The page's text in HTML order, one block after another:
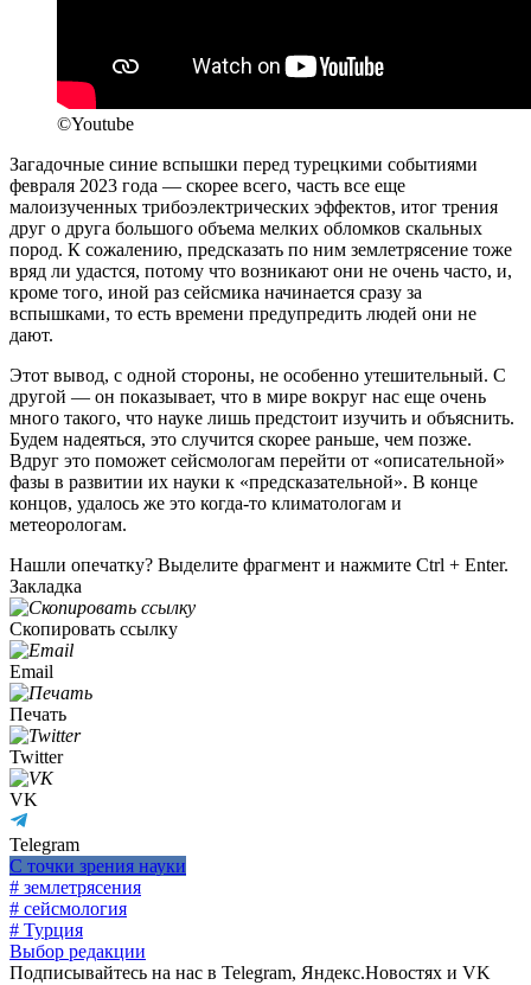
©Youtube
Загадочные синие вспышки перед турецкими событиями
февраля 2023 года — скорее всего, часть все еще
малоизученных трибоэлектрических эффектов, итог трения
друг о друга большого объема мелких обломков скальных
пород. К сожалению, предсказать по ним землетрясение тоже
вряд ли удастся, потому что возникают они не очень часто, и,
кроме того, иной раз сейсмика начинается сразу за
вспышками, то есть времени предупредить людей они не
дают.
Этот вывод, с одной стороны, не особенно утешительный. С
другой — он показывает, что в мире вокруг нас еще очень
много такого, что науке лишь предстоит изучить и объяснить.
Будем надеяться, это случится скорее раньше, чем позже.
Вдруг это поможет сейсмологам перейти от «описательной»
фазы в развитии их науки к «предсказательной». В конце
концов, удалось же это когда-то климатологам и
метеорологам.
Нашли опечатку? Выделите фрагмент и нажмите Ctrl + Enter.
Закладка
Скопировать ссылку
Email
Печать
Twitter
VK
Telegram
С точки зрения науки
# землетрясения
# сейсмология
# Турция
Выбор редакции
Подписывайтесь на нас в Telegram, Яндекс.Новостях и VK